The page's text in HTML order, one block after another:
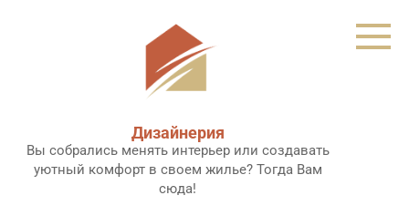
Дизайнерия
Вы собрались менять интерьер или создавать
уютный комфорт в своем жилье? Тогда Вам
сюда!